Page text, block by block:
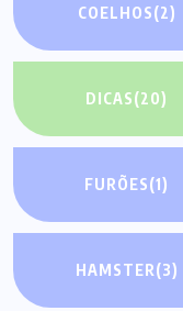
COELHOS(2)
DICAS(20)
FURÕES(1)
HAMSTER(3)